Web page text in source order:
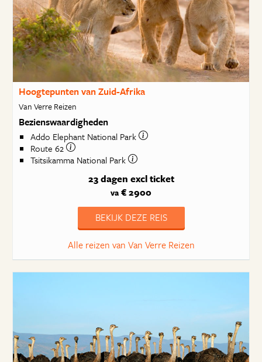
Hoogtepunten van Zuid-Afrika
Van Verre Reizen
Bezienswaardigheden
Addo Elephant National Park
Route 62
Tsitsikamma National Park
23 dagen excl ticket
va € 2900
BEKIJK DEZE REIS
Alle reizen van Van Verre Reizen